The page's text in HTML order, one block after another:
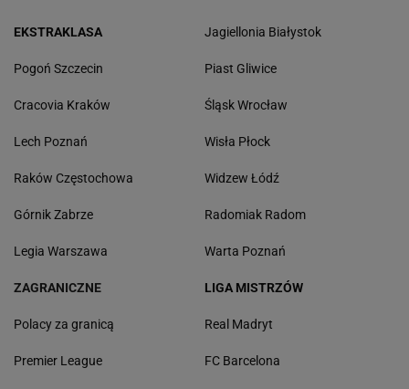
EKSTRAKLASA
Pogoń Szczecin
Cracovia Kraków
Lech Poznań
Raków Częstochowa
Górnik Zabrze
Legia Warszawa
Jagiellonia Białystok
Piast Gliwice
Śląsk Wrocław
Wisła Płock
Widzew Łódź
Radomiak Radom
Warta Poznań
ZAGRANICZNE
Polacy za granicą
Premier League
LIGA MISTRZÓW
Real Madryt
FC Barcelona